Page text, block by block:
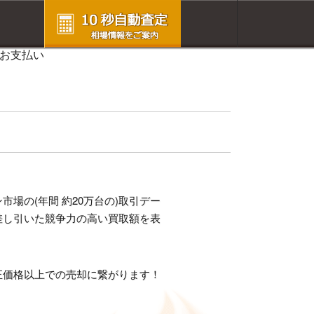
場の(年間 約20万台の)取引デー
引いた競争力の高い買取額を表
格以上での売却に繋がります！